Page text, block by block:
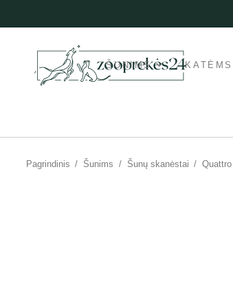
ŠUNIMS KATĖMS
Pagrindinis / Šunims / Šunų skanėstai /